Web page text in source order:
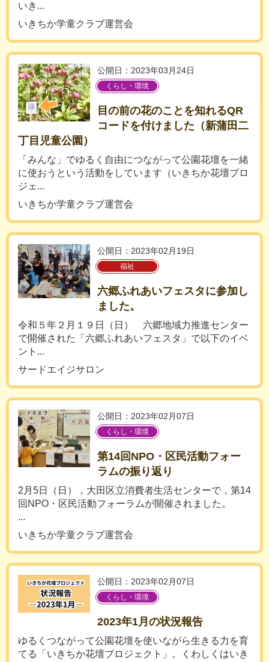
いき...
いきちか学童クラブ運営会
公開日：2023年03月24日
くらし・環境
目の前の花のことを知れるQR
コードを付けました（新蒲田二
丁目児童公園）
「みんな」でゆるく自由につながって公園花壇を一緒
に使おうという活動をしています（いきちか花壇プロ
ジェ...
いきちか学童クラブ運営会
公開日：2023年02月19日
福祉
六郷ふれあいフェスタに参加し
ました。
令和５年２月１９日（日） 六郷地域力推進センター
で開催された「六郷ふれあいフェスタ」で以下のイベ
ント...
サードエイジサロン
公開日：2023年02月07日
くらし・環境
第14回NPO・区民活動フォー
ラムの振り返り
2月5日（日），大田区立消費者生活センターで，第14
回NPO・区民活動フォーラムが開催されました。
...
いきちか学童クラブ運営会
公開日：2023年02月07日
くらし・環境
2023年1月の状況報告
ゆるくつながって公園花壇を使いながら生きる力を育
てる「いきちか花壇プロジェクト」。くわしくはいき